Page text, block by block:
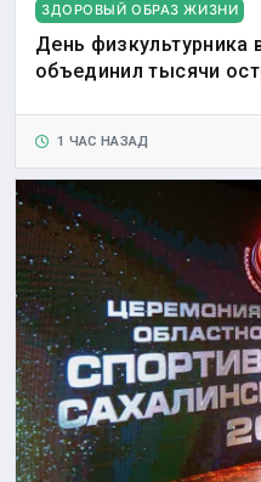
ЗДОРОВЫЙ ОБРАЗ ЖИЗНИ
День
объединил тысячи
1 ЧАС НАЗАД